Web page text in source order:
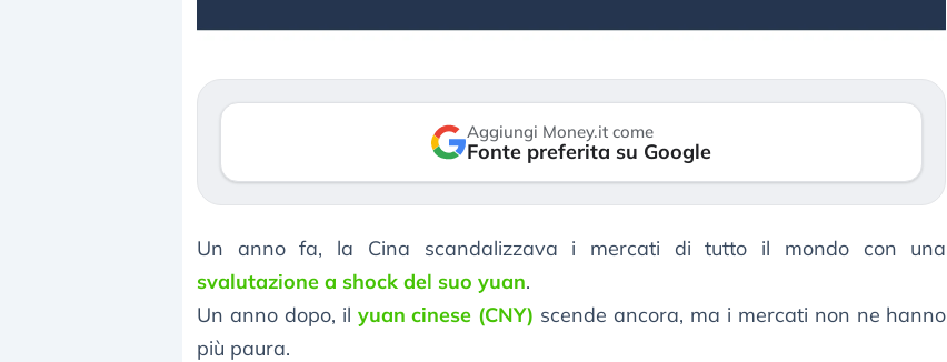
Aggiungi Money.it come
Fonte preferita su Google
Un anno fa, la Cina scandalizzava i mercati di tutto il mondo con una
svalutazione a shock del suo yuan.
Un anno dopo, il yuan cinese (CNY) scende ancora, ma i mercati non ne hanno
più paura.
mostrando segni di stanchezza
verso le (…)
Kospi, mentre gli investitori retail (…)
30 luglio 2026